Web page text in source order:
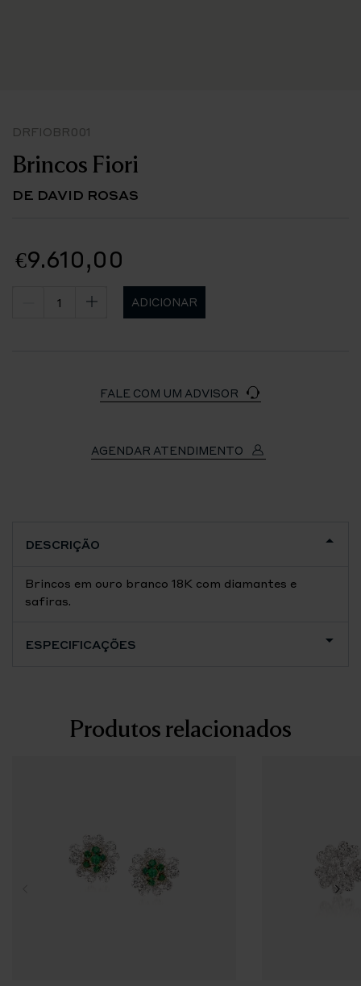
DRFIOBR001
Brincos Fiori
DE DAVID ROSAS
€9.610,00
ADICIONAR
FALE COM UM ADVISOR
AGENDAR ATENDIMENTO
DESCRIÇÃO
Brincos em ouro branco 18K com diamantes e
safiras.
ESPECIFICAÇÕES
Produtos relacionados